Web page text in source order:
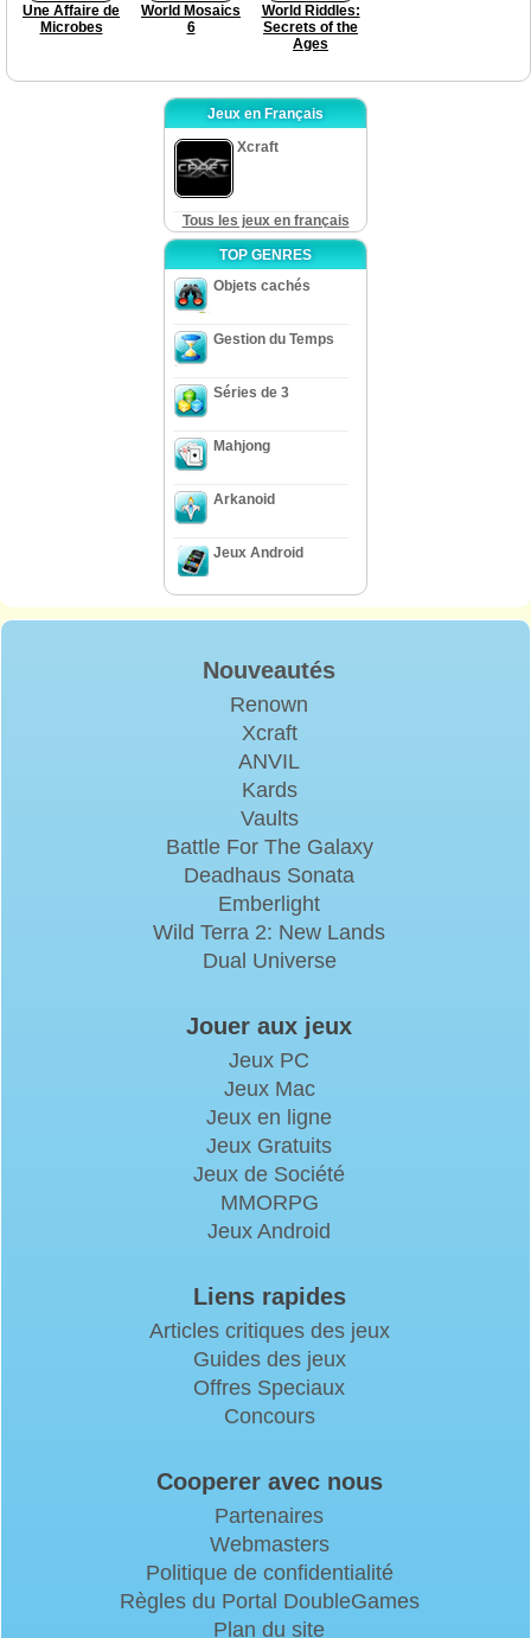
Une Affaire de
Microbes
World Mosaics
6
World Riddles:
Secrets of the
Ages
Jeux en Français
Xcraft
Tous les jeux en français
TOP GENRES
Objets cachés
Gestion du Temps
Séries de 3
Mahjong
Arkanoid
Jeux Android
Nouveautés
Renown
Xcraft
ANVIL
Kards
Vaults
Battle For The Galaxy
Deadhaus Sonata
Emberlight
Wild Terra 2: New Lands
Dual Universe
Jouer aux jeux
Jeux PC
Jeux Mac
Jeux en ligne
Jeux Gratuits
Jeux de Société
MMORPG
Jeux Android
Liens rapides
Articles critiques des jeux
Guides des jeux
Offres Speciaux
Concours
Cooperer avec nous
Partenaires
Webmasters
Politique de confidentialité
Règles du Portal DoubleGames
Plan du site